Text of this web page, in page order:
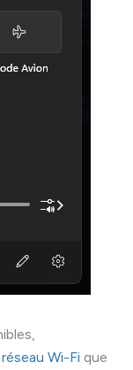
Wi-Fi que